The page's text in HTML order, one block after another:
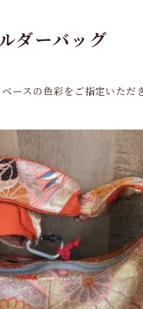
ダーバッグ
ースの色彩をご指定いただ